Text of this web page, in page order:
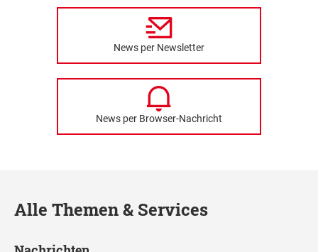
News per Newsletter
News per Browser-Nachricht
Alle Themen & Services